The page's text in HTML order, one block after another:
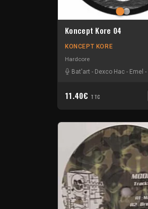
Koncept Kore 04
KONCEPT KORE
Hardcore
Bat'art - Dexco Hac - Emel -
11.40€ TTC